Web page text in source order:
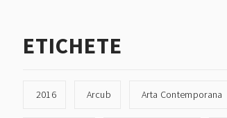
ETICHETE
2016 Arcub Arta Contemporana